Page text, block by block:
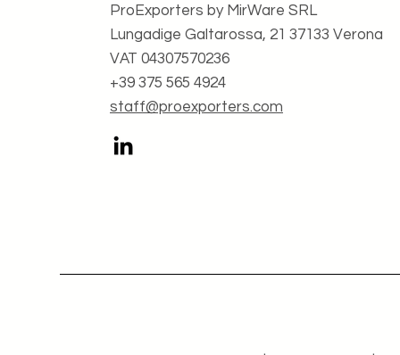
ProExporters by MirWare SRL
Lungadige Galtarossa, 21 37133 Verona
VAT 04307570236
+39 375 565 4924
staff@proexporters.com